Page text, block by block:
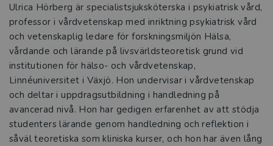
Ulrica Hörberg är specialistsjuksköterska i psykiatrisk vård,
professor i vårdvetenskap med inriktning psykiatrisk vård
och vetenskaplig ledare för forskningsmiljön Hälsa,
vårdande och lärande på livsvärldsteoretisk grund vid
institutionen för hälso- och vårdvetenskap,
Linnéuniversitet i Växjö. Hon undervisar i vårdvetenskap
och deltar i uppdragsutbildning i handledning på
avancerad nivå. Hon har gedigen erfarenhet av att stödja
studenters lärande genom handledning och reflektion i
såväl teoretiska som kliniska kurser, och hon har även lång